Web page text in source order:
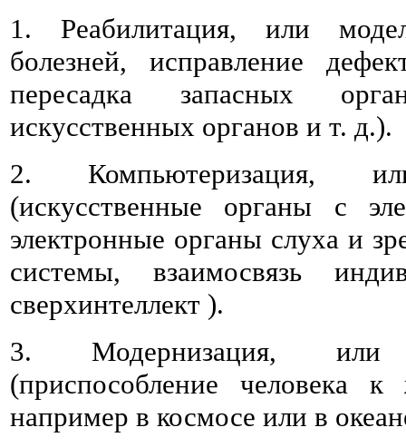
1. Реабилитация, или
болезней, исправление
пересадка запасных
искусственных органов и т. д.).
2. Компьютеризация,
(искусственные органы с
электронные органы слуха и
системы, взаимосвязь
сверхинтеллект ).
3. Модернизация, или
(приспособление человека
например в космосе или в